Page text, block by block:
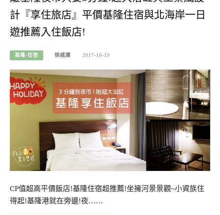
計『享住旅店』平價基隆住宿與北海岸一日
遊推薦入住飯店!
基隆-住宿 徐威廉 2017-10-19
CP值超高平價飯店!基隆住宿超推薦!坐擁河景景觀~小資族住
得起!基隆港就在旁邊!夜……